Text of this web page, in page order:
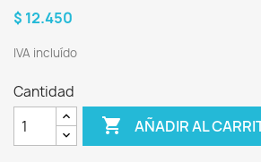
$ 12.450
IVA incluído
Cantidad
 AÑADIR AL